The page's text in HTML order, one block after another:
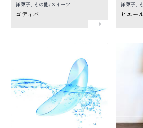
洋菓子, その他/スイーツ
ゴディバ
洋菓子,
ピエー